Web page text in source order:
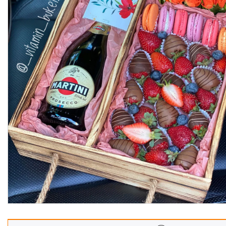
Корзины
Подарочные боксы, коробки
Съедобные букеты для
учителя
Новогодние подарки
Сладкие букеты на 8 марта
Необычные букеты
Сырные букеты
Сухофрукты в бельгийском
шоколаде
Ягодные букеты
Изделия из дерева
Детские букеты
О нас
Отзывы